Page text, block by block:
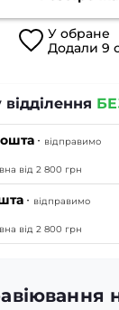
У обране
Додали 9
· відправимо
від 2 800 грн
· відправимо
від 2 800 грн